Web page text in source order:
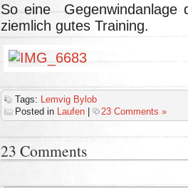
So eine Gegenwindanlage
ziemlich gutes Training.
Tags:
Lemvig Bylob
Posted in
Laufen 23 Comments »
23 Comments